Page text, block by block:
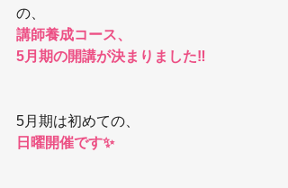
の、
講師養成コース、
5月期の開講が決まりました‼️
5月期は初めての、
日曜開催です✨